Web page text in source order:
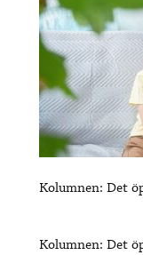
Kolumnen: Det
Kolumnen: Det